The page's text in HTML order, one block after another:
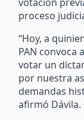
proceso
“Hoy, a
PAN convoca
votar un
por nuestra
demandas
afirmó Dávila.